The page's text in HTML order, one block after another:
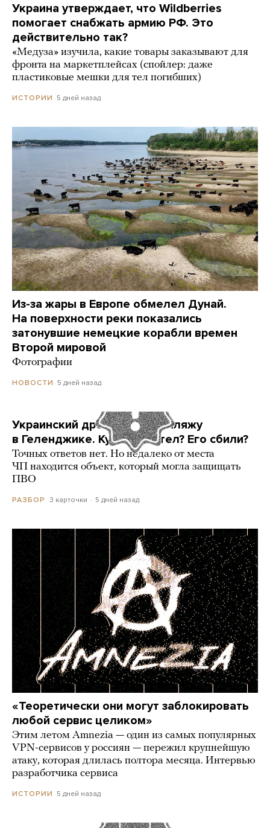
Украина утверждает, что Wildberries
помогает снабжать армию РФ. Это
действительно так?
«Медуза» изучила, какие товары заказывают для
фронта на маркетплейсах (спойлер: даже
пластиковые мешки для тел погибших)
ИСТОРИИ 5 дней назад
Из-за жары в Европе обмелел Дунай.
На поверхности реки показались
затонувшие немецкие корабли времен
Второй мировой
Фотографии
НОВОСТИ 5 дней назад
Украинский дрон попал по пляжу
в Геленджике. Куда он летел? Его сбили?
Точных ответов нет. Но недалеко от места
ЧП находится объект, который могла защищать
ПВО
РАЗБОР 3 карточки 5 дней назад
«Теоретически они могут заблокировать
любой сервис целиком»
Этим летом Amnezia — один из самых популярных
VPN-сервисов у россиян — пережил крупнейшую
атаку, которая длилась полтора месяца. Интервью
разработчика сервиса
ИСТОРИИ 5 дней назад